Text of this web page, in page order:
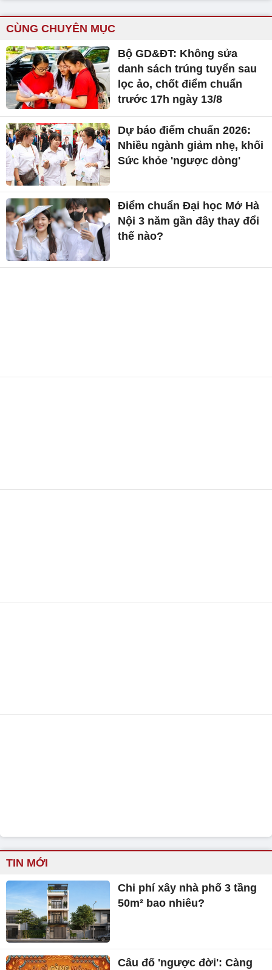
CÙNG CHUYÊN MỤC
Bộ GD&ĐT: Không sửa
danh sách trúng tuyển sau
lọc ảo, chốt điểm chuẩn
trước 17h ngày 13/8
Dự báo điểm chuẩn 2026:
Nhiều ngành giảm nhẹ, khối
Sức khỏe 'ngược dòng'
Điểm chuẩn Đại học Mở Hà
Nội 3 năm gần đây thay đổi
thế nào?
TIN MỚI
Chi phí xây nhà phố 3 tầng
50m² bao nhiêu?
Câu đố 'ngược đời': Càng